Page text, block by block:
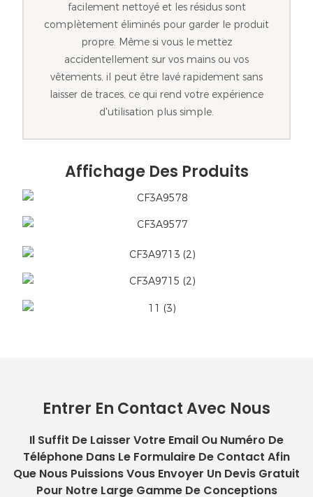
facilement nettoyé et les résidus sont
complètement éliminés pour garder le produit
propre. Même si vous le mettez
accidentellement sur vos mains ou vos
vêtements, il peut être lavé rapidement sans
laisser de traces, ce qui rend votre expérience
d'utilisation plus simple.
Affichage Des Produits
Entrer En Contact Avec Nous
Il Suffit De Laisser Votre Email Ou Numéro De
Téléphone Dans Le Formulaire De Contact Afin
Que Nous Puissions Vous Envoyer Un Devis Gratuit
Pour Notre Large Gamme De Conceptions